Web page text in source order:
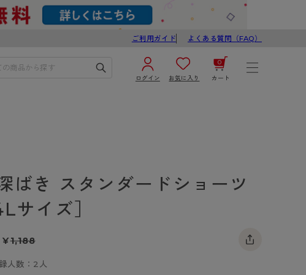
ご利用ガイド よくある質問（FAQ）
ログイン お気に入り カート
0
ング選び
ばき スタンダードショーツ
サイズ］
¥1,188
人数：2人